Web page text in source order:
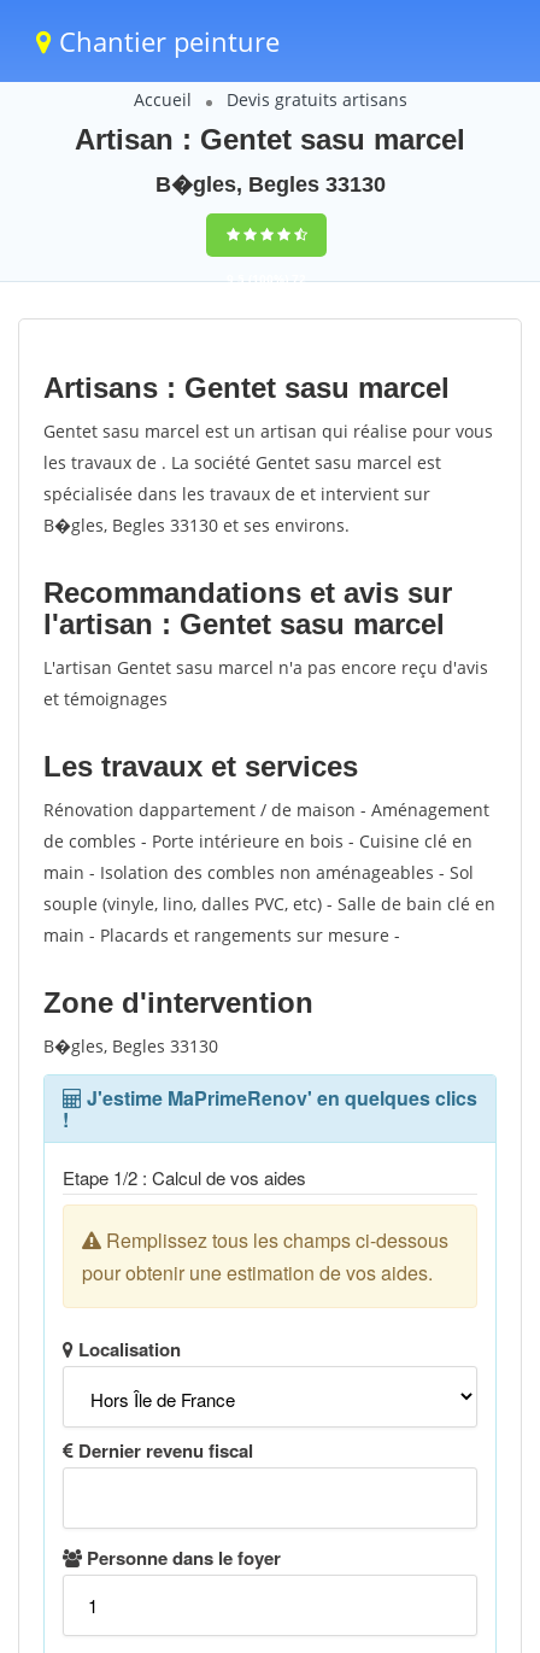
Chantier peinture
Accueil Devis gratuits artisans
Artisan : Gentet sasu marcel
B�gles, Begles 33130
9,5(100%)72
votes
Artisans : Gentet sasu marcel
Gentet sasu marcel est un artisan qui réalise pour vous
les travaux de . La société Gentet sasu marcel est
spécialisée dans les travaux de et intervient sur
B�gles, Begles 33130 et ses environs.
Recommandations et avis sur
l'artisan : Gentet sasu marcel
L'artisan Gentet sasu marcel n'a pas encore reçu d'avis
et témoignages
Les travaux et services
Rénovation dappartement / de maison - Aménagement
de combles - Porte intérieure en bois - Cuisine clé en
main - Isolation des combles non aménageables - Sol
souple (vinyle, lino, dalles PVC, etc) - Salle de bain clé en
main - Placards et rangements sur mesure -
Zone d'intervention
B�gles, Begles 33130